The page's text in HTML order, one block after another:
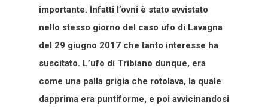
importante. Infatti l’ovni è stato avvistato
nello stesso giorno del caso ufo di Lavagna
del 29 giugno 2017 che tanto interesse ha
suscitato. L’ufo di Tribiano dunque, era
come una palla grigia che rotolava, la quale
dapprima era puntiforme, e poi avvicinandosi